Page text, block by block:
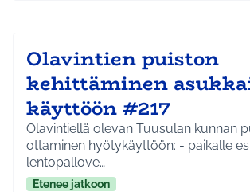
Olavintien puiston
kehittäminen
käyttöön #217
Olavintiellä olevan Tuusulan kunnan
ottaminen hyötykäyttöön: - paikalle esim.
lentopallove…
Etenee jatkoon